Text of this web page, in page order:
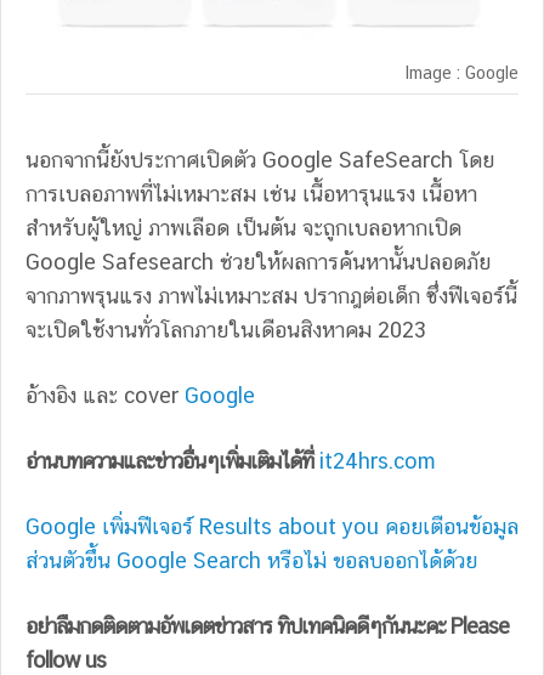
Image : Google
นอกจากนี้ยังประกาศเปิดตัว Google SafeSearch โดย
การเบลอภาพที่ไม่เหมาะสม เช่น เนื้อหารุนแรง เนื้อหา
สำหรับผู้ใหญ่ ภาพเลือด เป็นต้น จะถูกเบลอหากเปิด
Google Safesearch ช่วยให้ผลการค้นหานั้นปลอดภัย
จากภาพรุนแรง ภาพไม่เหมาะสม ปรากฎต่อเด็ก ซึ่งฟีเจอร์นี้
จะเปิดใช้งานทั่วโลกภายในเดือนสิงหาคม 2023
อ้างอิง และ cover Google
อ่านบทความและข่าวอื่นๆเพิ่มเติมได้ที่ it24hrs.com
Google เพิ่มฟีเจอร์ Results about you คอยเตือนข้อมูล
ส่วนตัวขึ้น Google Search หรือไม่ ขอลบออกได้ด้วย
อย่าลืมกดติดตามอัพเดตข่าวสาร ทิปเทคนิคดีๆกันนะคะ Please
follow us